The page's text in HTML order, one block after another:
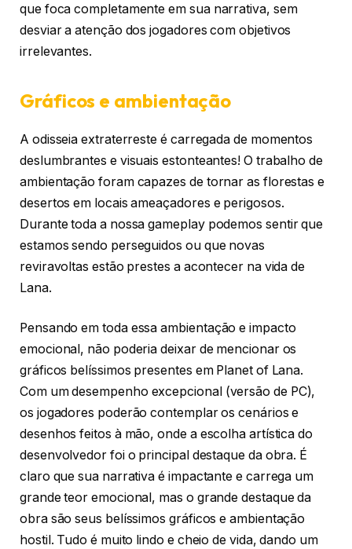
que foca completamente em sua narrativa, sem
desviar a atenção dos jogadores com objetivos
irrelevantes.
Gráficos e ambientação
A odisseia extraterreste é carregada de momentos
deslumbrantes e visuais estonteantes! O trabalho de
ambientação foram capazes de tornar as florestas e
desertos em locais ameaçadores e perigosos.
Durante toda a nossa gameplay podemos sentir que
estamos sendo perseguidos ou que novas
reviravoltas estão prestes a acontecer na vida de
Lana.
Pensando em toda essa ambientação e impacto
emocional, não poderia deixar de mencionar os
gráficos belíssimos presentes em Planet of Lana.
Com um desempenho excepcional (versão de PC),
os jogadores poderão contemplar os cenários e
desenhos feitos à mão, onde a escolha artística do
desenvolvedor foi o principal destaque da obra. É
claro que sua narrativa é impactante e carrega um
grande teor emocional, mas o grande destaque da
obra são seus belíssimos gráficos e ambientação
hostil. Tudo é muito lindo e cheio de vida, dando um